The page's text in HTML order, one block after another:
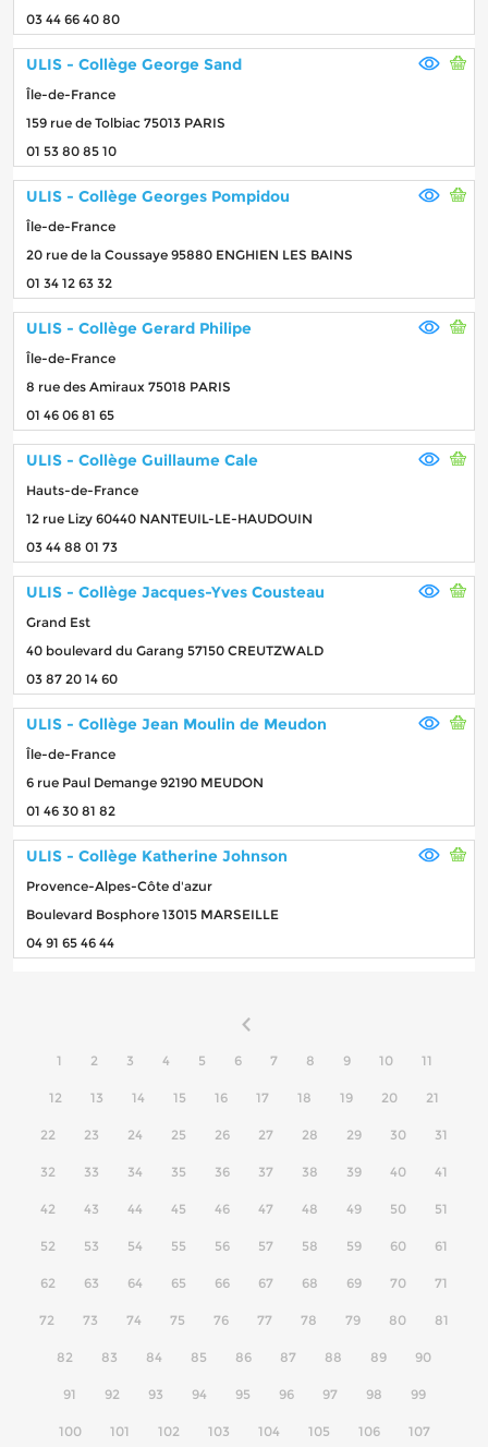
03 44 66 40 80
ULIS - Collège George Sand
Île-de-France
159 rue de Tolbiac 75013 PARIS
01 53 80 85 10
ULIS - Collège Georges Pompidou
Île-de-France
20 rue de la Coussaye 95880 ENGHIEN LES BAINS
01 34 12 63 32
ULIS - Collège Gerard Philipe
Île-de-France
8 rue des Amiraux 75018 PARIS
01 46 06 81 65
ULIS - Collège Guillaume Cale
Hauts-de-France
12 rue Lizy 60440 NANTEUIL-LE-HAUDOUIN
03 44 88 01 73
ULIS - Collège Jacques-Yves Cousteau
Grand Est
40 boulevard du Garang 57150 CREUTZWALD
03 87 20 14 60
ULIS - Collège Jean Moulin de Meudon
Île-de-France
6 rue Paul Demange 92190 MEUDON
01 46 30 81 82
ULIS - Collège Katherine Johnson
Provence-Alpes-Côte d'azur
Boulevard Bosphore 13015 MARSEILLE
04 91 65 46 44
1 2 3 4 5 6 7 8 9 10 11
12 13 14 15 16 17 18 19 20 21
22 23 24 25 26 27 28 29 30 31
32 33 34 35 36 37 38 39 40 41
42 43 44 45 46 47 48 49 50 51
52 53 54 55 56 57 58 59 60 61
62 63 64 65 66 67 68 69 70 71
72 73 74 75 76 77 78 79 80 81
82 83 84 85 86 87 88 89 90
91 92 93 94 95 96 97 98 99
100 101 102 103 104 105 106 107